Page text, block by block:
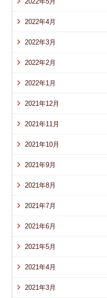
2022年4月
2022年3月
2022年2月
2022年1月
2021年12月
2021年11月
2021年10月
2021年9月
2021年8月
2021年7月
2021年6月
2021年5月
2021年4月
2021年3月